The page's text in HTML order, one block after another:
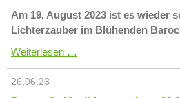
Am 19. August 2023 ist es wieder
Lichterzauber im Blühenden
Weiterlesen …
26.06.23